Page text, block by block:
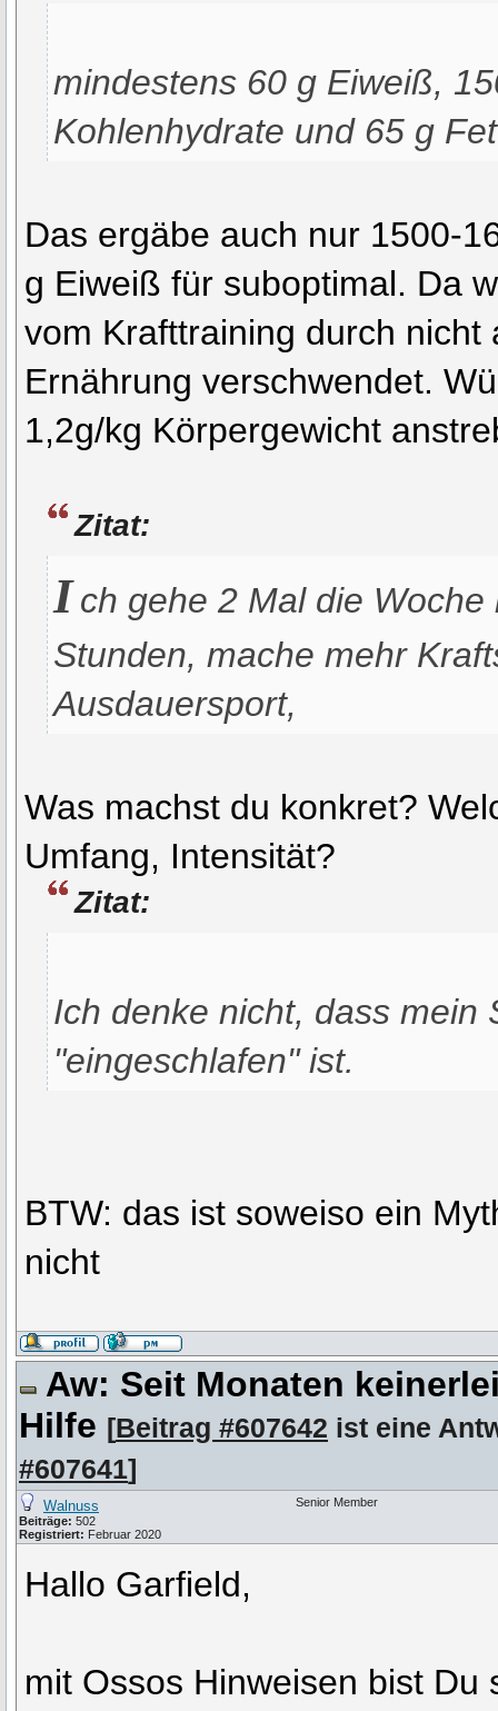
mindestens 60 g Eiweiß,
Kohlenhydrate und 65 g
Das ergäbe auch nur 1500-
g Eiweiß für suboptimal. Da
vom Krafttraining durch nicht
Ernährung verschwendet.
1,2g/kg Körpergewicht
Zitat:
Ich gehe 2 Mal die
Stunden, mache mehr
Ausdauersport,
Was machst du konkret?
Umfang, Intensität?
Zitat:
Ich denke nicht, dass mein
"eingeschlafen" ist.
BTW: das ist soweiso ein
nicht
Aw: Seit Monaten
Hilfe [Beitrag #607642 ist eine
#607641]
Walnuss
Beiträge: 502
Registriert: Februar 2020
Senior Member
Hallo Garfield,
mit Ossos Hinweisen bist Du